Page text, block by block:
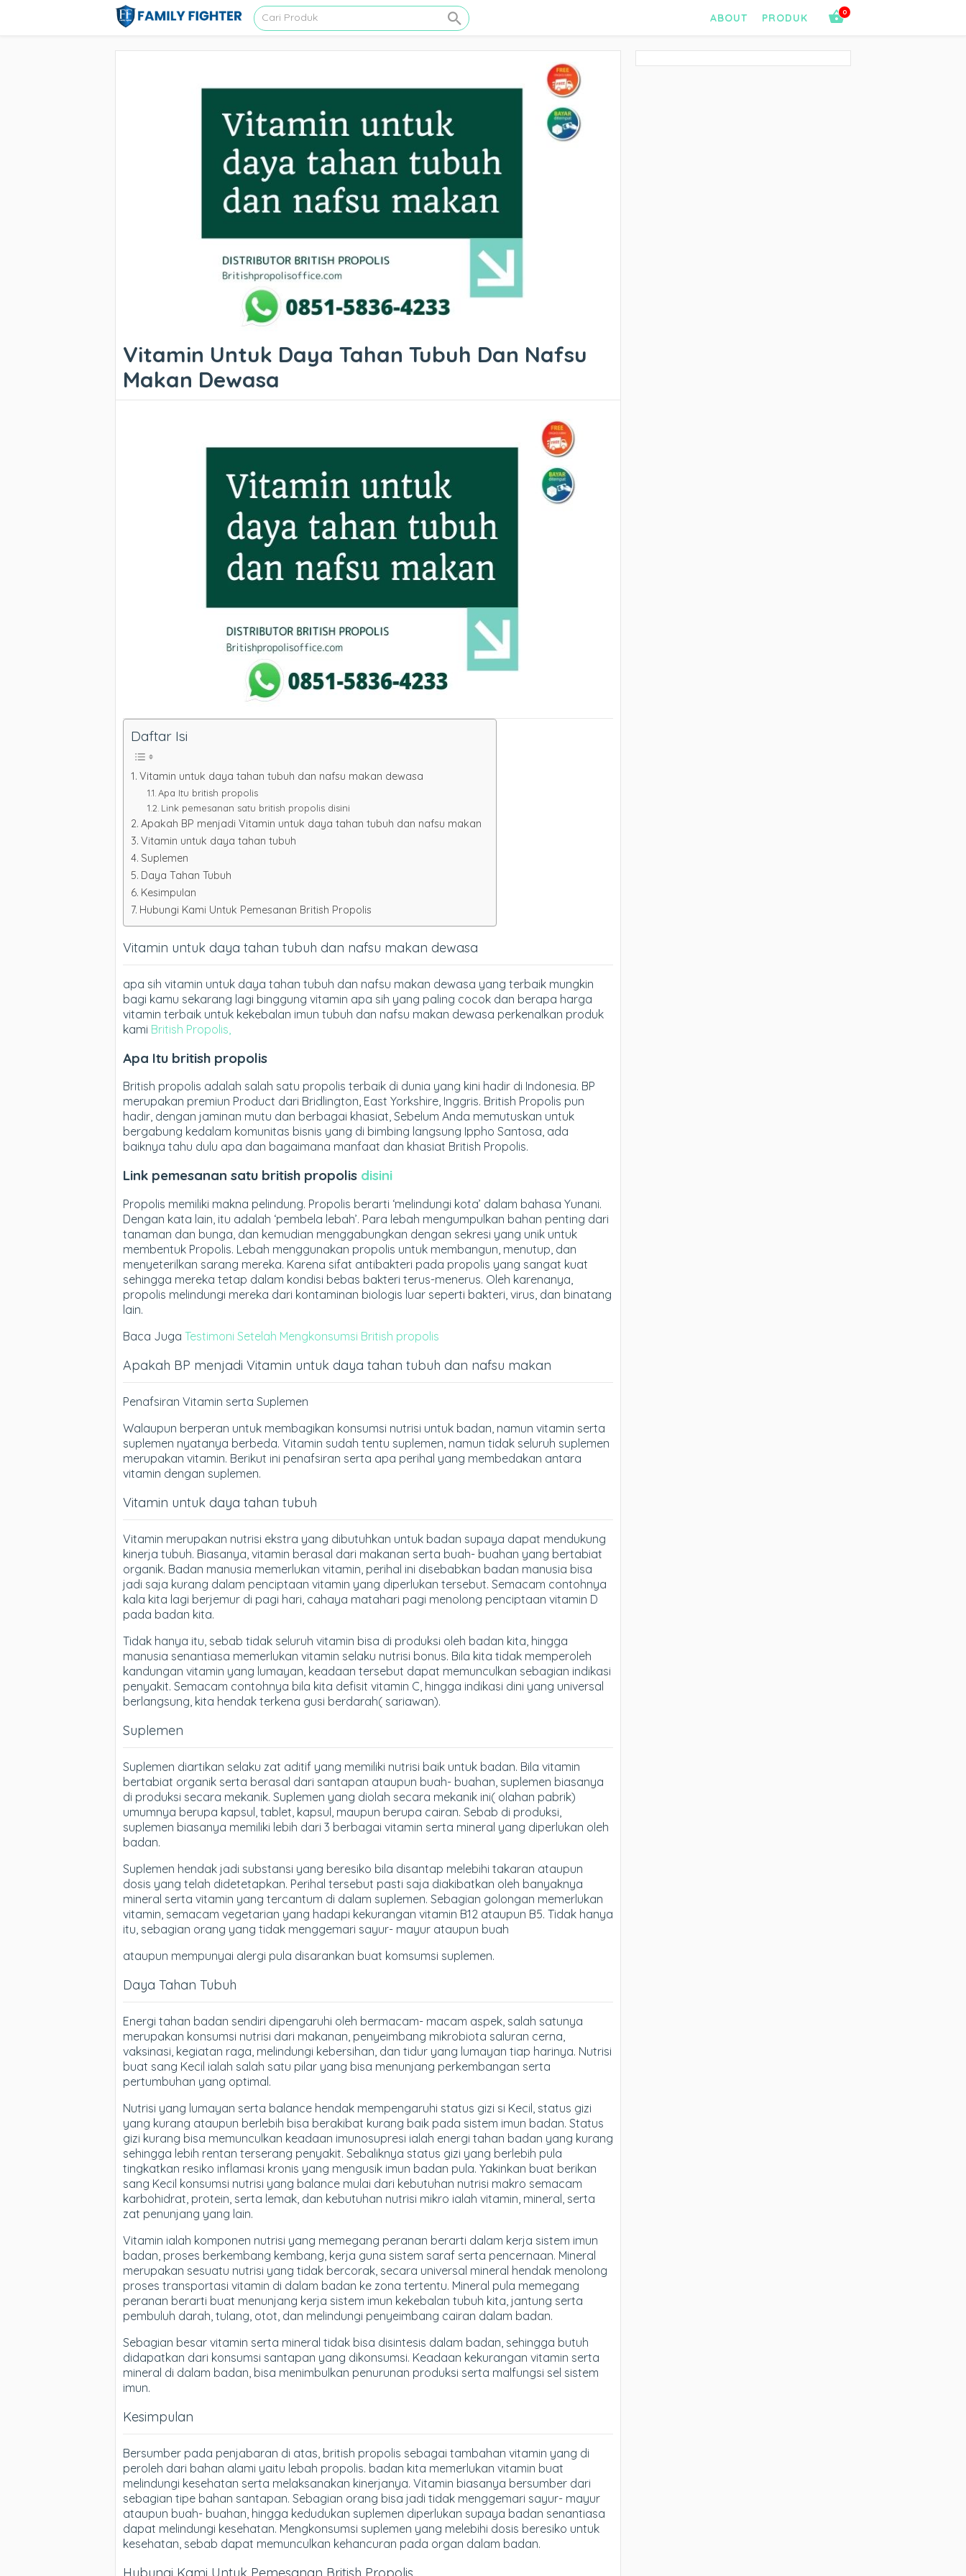
0
ABOUT PRODUK
Vitamin Untuk Daya Tahan Tubuh Dan Nafsu
Makan Dewasa
Daftar Isi
Vitamin untuk daya tahan tubuh dan nafsu makan dewasa
Apa Itu british propolis
Link pemesanan satu british propolis disini
Apakah BP menjadi Vitamin untuk daya tahan tubuh dan nafsu makan
Vitamin untuk daya tahan tubuh
Suplemen
Daya Tahan Tubuh
Kesimpulan
Hubungi Kami Untuk Pemesanan British Propolis
Vitamin untuk daya tahan tubuh dan nafsu makan dewasa
apa sih vitamin untuk daya tahan tubuh dan nafsu makan dewasa yang terbaik mungkin
bagi kamu sekarang lagi binggung vitamin apa sih yang paling cocok dan berapa harga
vitamin terbaik untuk kekebalan imun tubuh dan nafsu makan dewasa perkenalkan produk
kami British Propolis,
Apa Itu british propolis
British propolis adalah salah satu propolis terbaik di dunia yang kini hadir di Indonesia. BP
merupakan premiun Product dari Bridlington, East Yorkshire, Inggris. British Propolis pun
hadir, dengan jaminan mutu dan berbagai khasiat, Sebelum Anda memutuskan untuk
bergabung kedalam komunitas bisnis yang di bimbing langsung Ippho Santosa, ada
baiknya tahu dulu apa dan bagaimana manfaat dan khasiat British Propolis.
Link pemesanan satu british propolis disini
Propolis memiliki makna pelindung. Propolis berarti ‘melindungi kota’ dalam bahasa Yunani.
Dengan kata lain, itu adalah ‘pembela lebah’. Para lebah mengumpulkan bahan penting dari
tanaman dan bunga, dan kemudian menggabungkan dengan sekresi yang unik untuk
membentuk Propolis. Lebah menggunakan propolis untuk membangun, menutup, dan
menyeterilkan sarang mereka. Karena sifat antibakteri pada propolis yang sangat kuat
sehingga mereka tetap dalam kondisi bebas bakteri terus-menerus. Oleh karenanya,
propolis melindungi mereka dari kontaminan biologis luar seperti bakteri, virus, dan binatang
lain.
Baca Juga Testimoni Setelah Mengkonsumsi British propolis
Apakah BP menjadi Vitamin untuk daya tahan tubuh dan nafsu makan
Penafsiran Vitamin serta Suplemen
Walaupun berperan untuk membagikan konsumsi nutrisi untuk badan, namun vitamin serta
suplemen nyatanya berbeda. Vitamin sudah tentu suplemen, namun tidak seluruh suplemen
merupakan vitamin. Berikut ini penafsiran serta apa perihal yang membedakan antara
vitamin dengan suplemen.
Vitamin untuk daya tahan tubuh
Vitamin merupakan nutrisi ekstra yang dibutuhkan untuk badan supaya dapat mendukung
kinerja tubuh. Biasanya, vitamin berasal dari makanan serta buah- buahan yang bertabiat
organik. Badan manusia memerlukan vitamin, perihal ini disebabkan badan manusia bisa
jadi saja kurang dalam penciptaan vitamin yang diperlukan tersebut. Semacam contohnya
kala kita lagi berjemur di pagi hari, cahaya matahari pagi menolong penciptaan vitamin D
pada badan kita.
Tidak hanya itu, sebab tidak seluruh vitamin bisa di produksi oleh badan kita, hingga
manusia senantiasa memerlukan vitamin selaku nutrisi bonus. Bila kita tidak memperoleh
kandungan vitamin yang lumayan, keadaan tersebut dapat memunculkan sebagian indikasi
penyakit. Semacam contohnya bila kita defisit vitamin C, hingga indikasi dini yang universal
berlangsung, kita hendak terkena gusi berdarah( sariawan).
Suplemen
Suplemen diartikan selaku zat aditif yang memiliki nutrisi baik untuk badan. Bila vitamin
bertabiat organik serta berasal dari santapan ataupun buah- buahan, suplemen biasanya
di produksi secara mekanik. Suplemen yang diolah secara mekanik ini( olahan pabrik)
umumnya berupa kapsul, tablet, kapsul, maupun berupa cairan. Sebab di produksi,
suplemen biasanya memiliki lebih dari 3 berbagai vitamin serta mineral yang diperlukan oleh
badan.
Suplemen hendak jadi substansi yang beresiko bila disantap melebihi takaran ataupun
dosis yang telah didetetapkan. Perihal tersebut pasti saja diakibatkan oleh banyaknya
mineral serta vitamin yang tercantum di dalam suplemen. Sebagian golongan memerlukan
vitamin, semacam vegetarian yang hadapi kekurangan vitamin B12 ataupun B5. Tidak hanya
itu, sebagian orang yang tidak menggemari sayur- mayur ataupun buah
ataupun mempunyai alergi pula disarankan buat komsumsi suplemen.
Daya Tahan Tubuh
Energi tahan badan sendiri dipengaruhi oleh bermacam- macam aspek, salah satunya
merupakan konsumsi nutrisi dari makanan, penyeimbang mikrobiota saluran cerna,
vaksinasi, kegiatan raga, melindungi kebersihan, dan tidur yang lumayan tiap harinya. Nutrisi
buat sang Kecil ialah salah satu pilar yang bisa menunjang perkembangan serta
pertumbuhan yang optimal.
Nutrisi yang lumayan serta balance hendak mempengaruhi status gizi si Kecil, status gizi
yang kurang ataupun berlebih bisa berakibat kurang baik pada sistem imun badan. Status
gizi kurang bisa memunculkan keadaan imunosupresi ialah energi tahan badan yang kurang
sehingga lebih rentan terserang penyakit. Sebaliknya status gizi yang berlebih pula
tingkatkan resiko inflamasi kronis yang mengusik imun badan pula. Yakinkan buat berikan
sang Kecil konsumsi nutrisi yang balance mulai dari kebutuhan nutrisi makro semacam
karbohidrat, protein, serta lemak, dan kebutuhan nutrisi mikro ialah vitamin, mineral, serta
zat penunjang yang lain.
Vitamin ialah komponen nutrisi yang memegang peranan berarti dalam kerja sistem imun
badan, proses berkembang kembang, kerja guna sistem saraf serta pencernaan. Mineral
merupakan sesuatu nutrisi yang tidak bercorak, secara universal mineral hendak menolong
proses transportasi vitamin di dalam badan ke zona tertentu. Mineral pula memegang
peranan berarti buat menunjang kerja sistem imun kekebalan tubuh kita, jantung serta
pembuluh darah, tulang, otot, dan melindungi penyeimbang cairan dalam badan.
Sebagian besar vitamin serta mineral tidak bisa disintesis dalam badan, sehingga butuh
didapatkan dari konsumsi santapan yang dikonsumsi. Keadaan kekurangan vitamin serta
mineral di dalam badan, bisa menimbulkan penurunan produksi serta malfungsi sel sistem
imun.
Kesimpulan
Bersumber pada penjabaran di atas, british propolis sebagai tambahan vitamin yang di
peroleh dari bahan alami yaitu lebah propolis. badan kita memerlukan vitamin buat
melindungi kesehatan serta melaksanakan kinerjanya. Vitamin biasanya bersumber dari
sebagian tipe bahan santapan. Sebagian orang bisa jadi tidak menggemari sayur- mayur
ataupun buah- buahan, hingga kedudukan suplemen diperlukan supaya badan senantiasa
dapat melindungi kesehatan. Mengkonsumsi suplemen yang melebihi dosis beresiko untuk
kesehatan, sebab dapat memunculkan kehancuran pada organ dalam badan.
Hubungi Kami Untuk Pemesanan British Propolis